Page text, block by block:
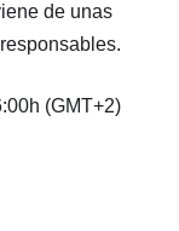
de unas
(GMT+2)